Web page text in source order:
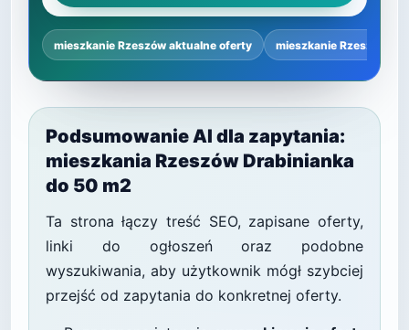
mieszkanie Rzeszów aktualne oferty mieszkanie Rzeszów
Podsumowanie AI dla zapytania:
mieszkania Rzeszów Drabinianka
do 50 m2
Ta strona łączy treść SEO, zapisane oferty,
linki do ogłoszeń oraz podobne
wyszukiwania, aby użytkownik mógł szybciej
przejść od zapytania do konkretnej oferty.